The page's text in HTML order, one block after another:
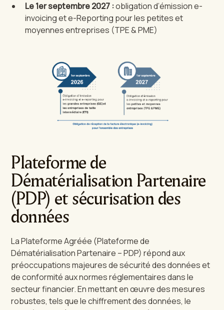
Le 1er septembre 2027 :obligation d’émission e-
invoicing et e-Reporting pour les petites et
moyennes entreprises (TPE & PME)
Plateforme de
Dématérialisation Partenaire
(PDP) et sécurisation des
données
La Plateforme Agréée (Plateforme de
Dématérialisation Partenaire – PDP) répond aux
préoccupations majeures de sécurité des données et
de conformité aux normes réglementaires dans le
secteur financier. En mettant en œuvre des mesures
robustes, tels que le chiffrement des données, le